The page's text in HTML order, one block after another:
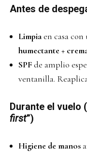
Antes de
Limpiaen casa
humectante +
SPFde amplio
ventanilla.
Durante el vuelo
first”)
Higiene de manos